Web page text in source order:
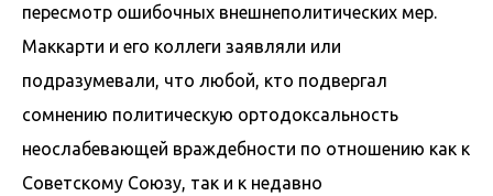
пересмотр ошибочных внешнеполитических мер.
Маккарти и его коллеги заявляли или
подразумевали, что любой, кто подвергал
сомнению политическую ортодоксальность
неослабевающей враждебности по отношению как к
Советскому Союзу, так и к недавно